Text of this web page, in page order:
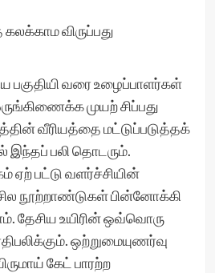
விருப்பது
பகுதியி வரை உழைப்பாளர்கள்
முயற் சிப்பது
வீரியத்தை மட்டுப்படுத்தக்
இந்தப் பலி தொடரும்.
ஏற் பட்டு வளர்ச்சியின்
நூற்றாண்டுகள் பின்னோக்கி
தேசிய உயிரின் ஒவ்வொரு
ஒற்றுமையுணர்வு
கேட் பாரற்ற